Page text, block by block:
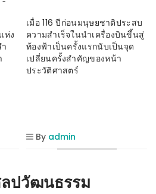
ห่ง
เมื่อ 116 ปีก่อนมนุษยชาติประสบ
ความสำเร็จในนำเครื่องบินขึ้นสู่
ท้องฟ้าเป็นครั้งแรกนับเป็นจุด
เปลี่ยนครั้งสำคัญของหน้า
ประวัติศาสตร์
By admin
ปวัฒนธรรม